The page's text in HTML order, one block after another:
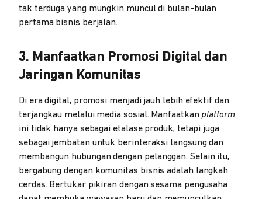
tak terduga yang mungkin muncul di bulan-bulan
pertama bisnis berjalan.
3. Manfaatkan Promosi Digital dan
Jaringan Komunitas
Di era digital, promosi menjadi jauh lebih efektif dan
terjangkau melalui media sosial. Manfaatkan platform
ini tidak hanya sebagai etalase produk, tetapi juga
sebagai jembatan untuk berinteraksi langsung dan
membangun hubungan dengan pelanggan. Selain itu,
bergabung dengan komunitas bisnis adalah langkah
cerdas. Bertukar pikiran dengan sesama pengusaha